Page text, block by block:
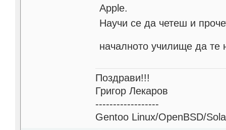
Apple.
Научи се да четеш и
началното училище да те
Поздрави!!!
Григор Лекаров
------------------
Gentoo Linux/OpenBSD/